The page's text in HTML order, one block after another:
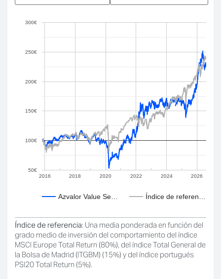
Azvalor Value Se… Índice de referen…
2016 2018 2020 2022 2024 2026
50€
100€
150€
200€
250€
300€
Índice de referencia: Una media ponderada en función del
grado medio de inversión del comportamiento del índice
MSCI Europe Total Return (80%), del índice Total General de
la Bolsa de Madrid (ITGBM) (15%) y del índice portugués
PSI20 Total Return (5%).